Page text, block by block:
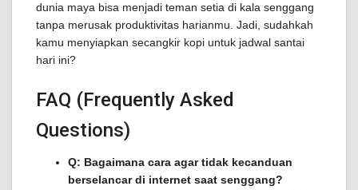
dunia maya bisa menjadi teman setia di kala senggang
tanpa merusak produktivitas harianmu. Jadi, sudahkah
kamu menyiapkan secangkir kopi untuk jadwal santai
hari ini?
FAQ (Frequently Asked
Questions)
Q: Bagaimana cara agar tidak kecanduan
berselancar di internet saat senggang?